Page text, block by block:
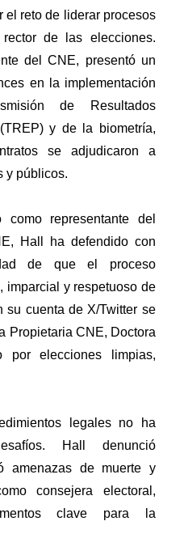
el reto de liderar procesos
de las elecciones.
del CNE, presentó un
en la implementación
de Resultados
y de la biometría,
se adjudicaron a
y públicos.
como representante del
Hall ha defendido con
de que el proceso
imparcial y respetuoso de
su cuenta de X/Twitter se
Propietaria CNE, Doctora
por elecciones limpias,
legales no ha
Hall denunció
amenazas de muerte y
consejera electoral,
clave para la